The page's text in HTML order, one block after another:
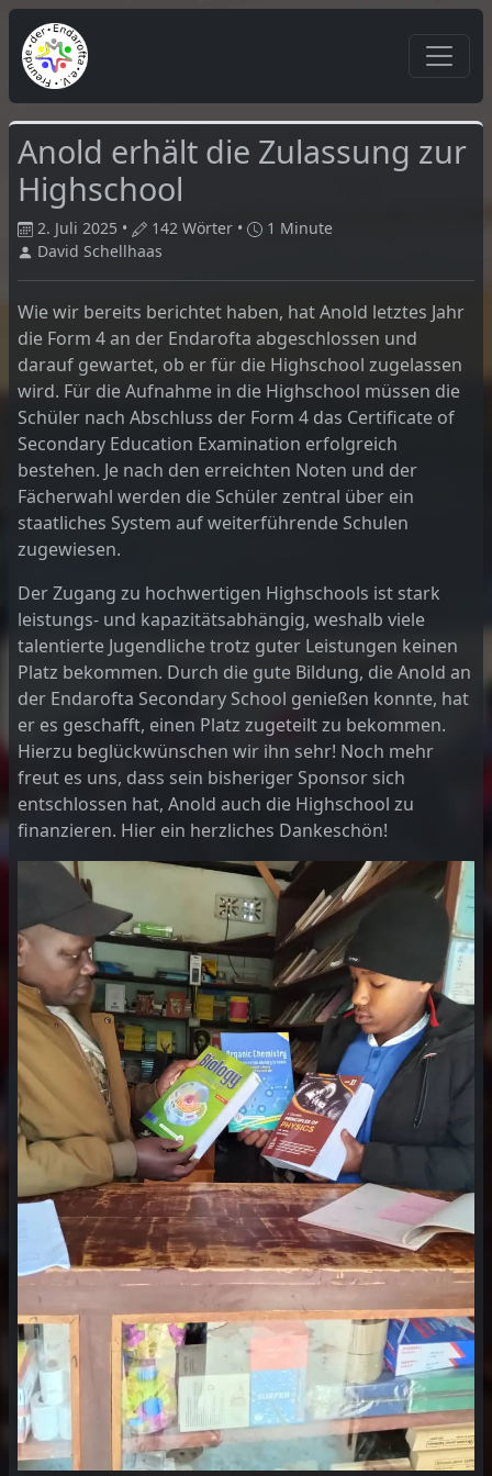
Anold erhält die Zulassung zur
Highschool
2. Juli 2025 • 142 Wörter •
1 Minute
David Schellhaas
Wie wir bereits berichtet haben, hat Anold letztes Jahr
die Form 4 an der Endarofta abgeschlossen und
darauf gewartet, ob er für die Highschool zugelassen
wird. Für die Aufnahme in die Highschool müssen die
Schüler nach Abschluss der Form 4 das Certificate of
Secondary Education Examination erfolgreich
bestehen. Je nach den erreichten Noten und der
Fächerwahl werden die Schüler zentral über ein
staatliches System auf weiterführende Schulen
zugewiesen.
Der Zugang zu hochwertigen Highschools ist stark
leistungs- und kapazitätsabhängig, weshalb viele
talentierte Jugendliche trotz guter Leistungen keinen
Platz bekommen. Durch die gute Bildung, die Anold an
der Endarofta Secondary School genießen konnte, hat
er es geschafft, einen Platz zugeteilt zu bekommen.
Hierzu beglückwünschen wir ihn sehr! Noch mehr
freut es uns, dass sein bisheriger Sponsor sich
entschlossen hat, Anold auch die Highschool zu
finanzieren. Hier ein herzliches Dankeschön!